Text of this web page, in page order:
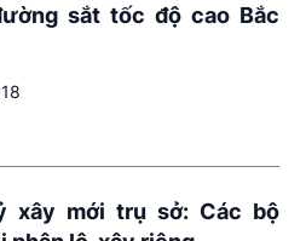
sắt tốc độ cao Bắc
xây mới trụ sở: Các bộ